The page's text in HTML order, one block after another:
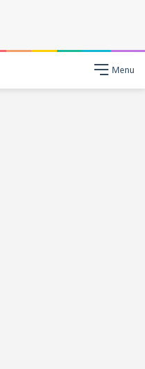
Menu